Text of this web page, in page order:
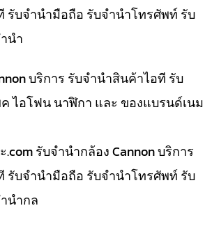
รับจำนำมือถือ รับจำนำโทรศัพท์ รับ
นำ
บริการ รับจำนำสินค้าไอที รับ
ไอโฟน นาฬิกา และ ของแบรนด์เนม
รับจำนำกล้อง Cannon บริการ
รับจำนำมือถือ รับจำนำโทรศัพท์ รับ
นำกล